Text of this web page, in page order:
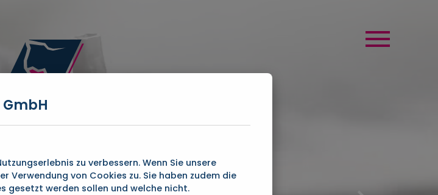
zu verbessern. Wenn Sie unsere
Verwendung von Cookies zu. Sie haben zudem die
gesetzt werden sollen und welche nicht.